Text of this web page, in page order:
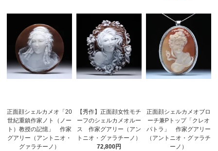
正面顔シェルカメオ「20
世紀重鎮作家ノト（ノー
ト）教授の記憶」 作家
グアリー（アントニオ・
グァラチーノ）
【秀作】正面顔女性モチ
ーフのシェルカメオルー
ス 作家グアリー（アン
トニオ・グァラチーノ）
72,800円
正面顔シェルカメオブロ
ーチ兼Pトップ「クレオ
パトラ」 作家グアリー
（アントニオ・グァラチ
ーノ）